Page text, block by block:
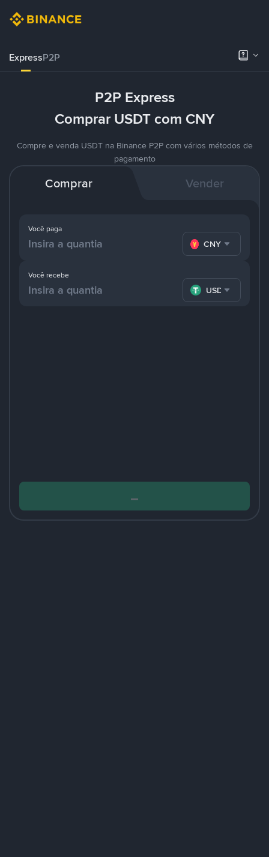
ExpressP2P
P2P Express
Comprar USDT com CNY
Compre e venda USDT na Binance P2P com vários métodos de
pagamento
Comprar Vender
Você paga
CNY
Você recebe
USDT